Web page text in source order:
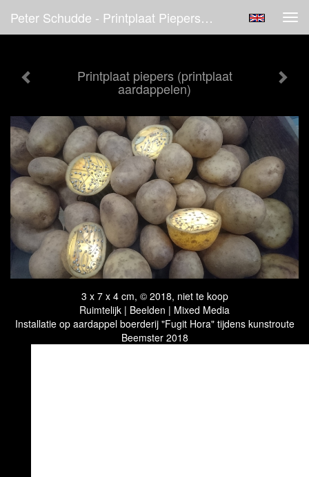
Peter Schudde - Printplaat Piepers (printplaat Aardappelen)
Printplaat piepers (printplaat
aardappelen)
3 x 7 x 4 cm, © 2018, niet te koop
Ruimtelijk | Beelden | Mixed Media
Installatie op aardappel boerderij "Fugit Hora" tijdens kunstroute
Beemster 2018